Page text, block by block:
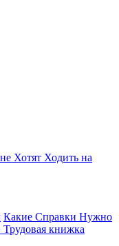
Хотят Ходить на
Какие Справки Нужно
книжка